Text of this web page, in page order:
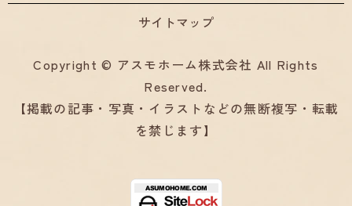
サイトマップ
Copyright © アスモホーム株式会社 All Rights
Reserved.
【掲載の記事・写真・イラストなどの無断複写・転載
を禁じます】